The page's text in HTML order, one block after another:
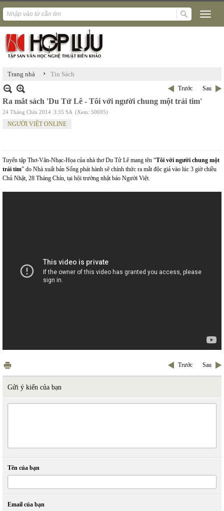
Trang nhà › Tin Sách
Trước Sau
Ra mắt sách 'Du Tử Lê - Tôi với người chung một trái tim'
24 Tháng Chín 2014 3:35 SA (Xem: 50695)
NGƯỜI VIỆT ONLINE
Tuyển tập Thơ-Văn-Nhạc-Họa của nhà thơ Du Tử Lê mang tên “Tôi với người chung một
trái tim” do Nhà xuất bản Sống phát hành sẽ chính thức ra mắt độc giả vào lúc 3 giờ chiều
Chủ Nhật, 28 Tháng Chín, tại hội trường nhật báo Người Việt.
Trước Sau
Gửi ý kiến của bạn
Tên của bạn
Email của bạn